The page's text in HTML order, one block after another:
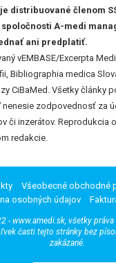
distribuované členom
A-medi
ani predplatiť.
vEMBASE/Excerpta
Bibliographia medica
CiBaMed. Všetky články
nenesie zodpovednosť za
či inzerátov. Reprodukcia
redakcie.
Všeobecné obchodné
osobných údajov
- www.amedi.sk, všetky práva
časti tejto stránky bez
zakázané.